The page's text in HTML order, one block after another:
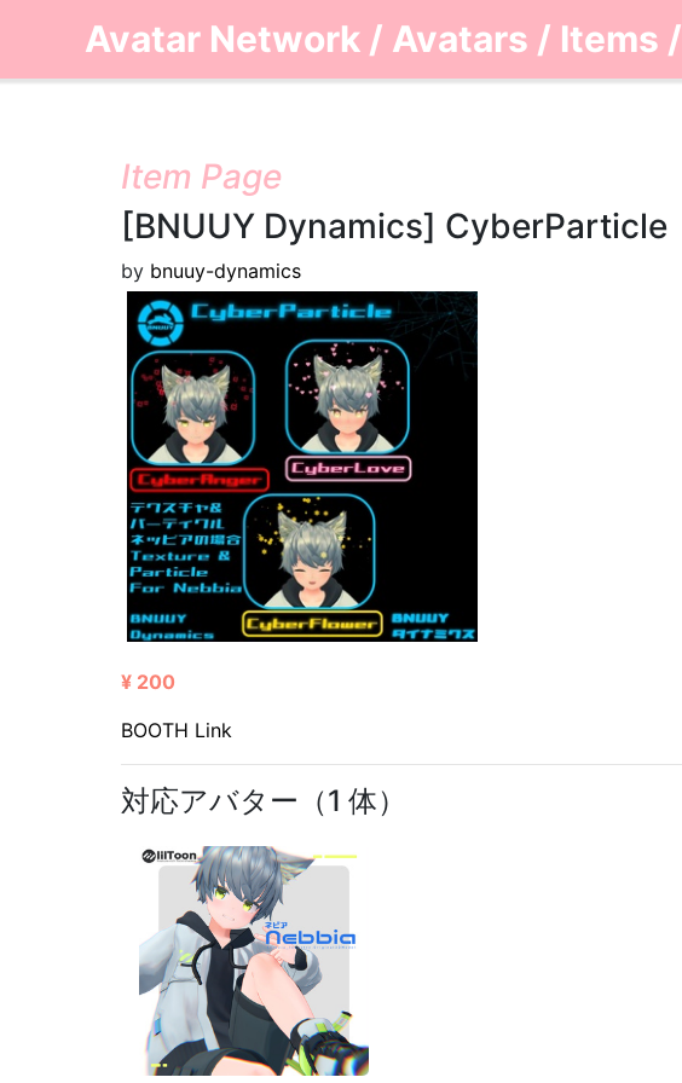
Avatar Network / Avatars / Items /
Item Page
[BNUUY Dynamics] CyberParticle
by bnuuy-dynamics
¥ 200
BOOTH Link
対応アバター（1 体）